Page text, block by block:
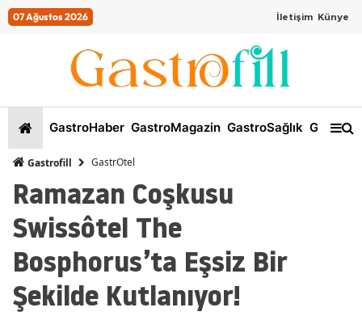
07 Ağustos 2026 İletişim Künye
GastroHaber GastroMagazin GastroSağlık
Gastrofill GastrOtel
Ramazan Coşkusu
Swissôtel The
Bosphorus’ta Eşsiz Bir
Şekilde Kutlanıyor!